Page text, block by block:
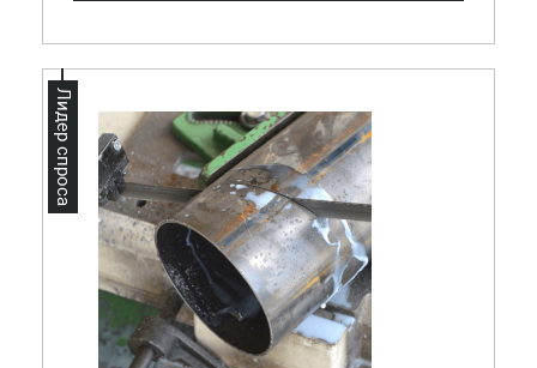
Лидер спроса